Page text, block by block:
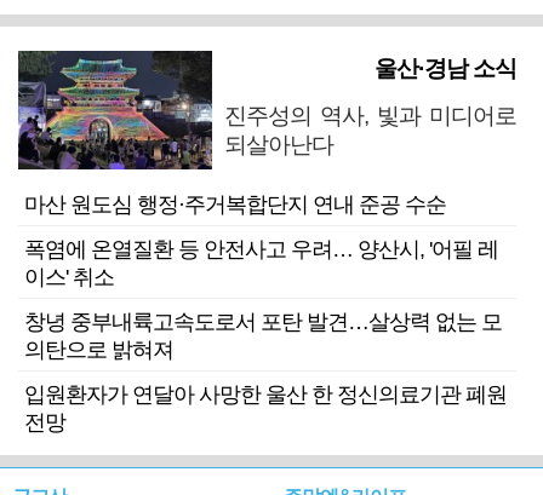
울산·경남 소식
진주성의 역사, 빛과 미디어로
되살아난다
마산 원도심 행정·주거복합단지 연내 준공 수순
폭염에 온열질환 등 안전사고 우려… 양산시, '어필 레
이스' 취소
창녕 중부내륙고속도로서 포탄 발견…살상력 없는 모
의탄으로 밝혀져
입원환자가 연달아 사망한 울산 한 정신의료기관 폐원
전망